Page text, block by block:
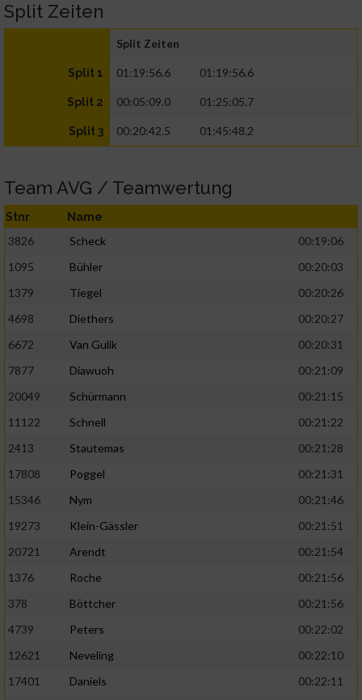
Split Zeiten
Split Zeiten
Split 1 01:19:56.6 01:19:56.6
Split 2 00:05:09.0 01:25:05.7
Split 3 00:20:42.5 01:45:48.2
Team AVG / Teamwertung
Stnr Name
3826 Scheck
00:19:06
1095
Bühler
00:20:03
1379
Tiegel
00:20:26
4698
Diethers
00:20:27
6672
Van Gulik
00:20:31
7877
Diawuoh
00:21:09
20049
Schürmann
00:21:15
11122
Schnell
00:21:22
2413
Stautemas
00:21:28
17808
Poggel
00:21:31
15346
Nym
00:21:46
19273
Klein-Gässler
00:21:51
20721
Arendt
00:21:54
1376
Roche
00:21:56
378
Böttcher
00:21:56
4739
Peters
00:22:02
12621
Neveling
00:22:10
17401
Daniels
00:22:11